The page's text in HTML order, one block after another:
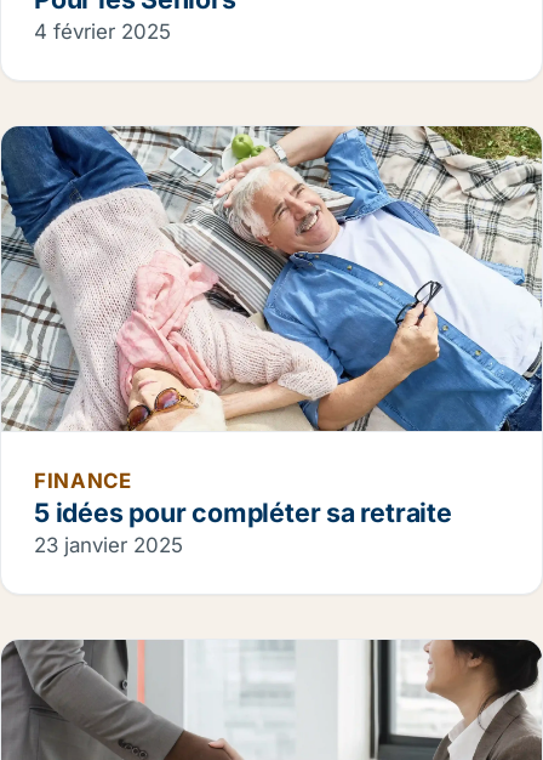
4 février 2025
FINANCE
5 idées pour compléter sa retraite
23 janvier 2025